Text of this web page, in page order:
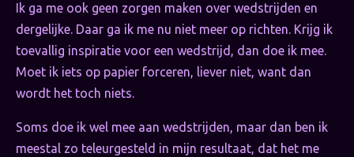
Ik ga me ook geen zorgen maken over wedstrijden en
dergelijke. Daar ga ik me nu niet meer op richten. Krijg ik
toevallig inspiratie voor een wedstrijd, dan doe ik mee.
Moet ik iets op papier forceren, liever niet, want dan
wordt het toch niets.
Soms doe ik wel mee aan wedstrijden, maar dan ben ik
meestal zo teleurgesteld in mijn resultaat, dat het me